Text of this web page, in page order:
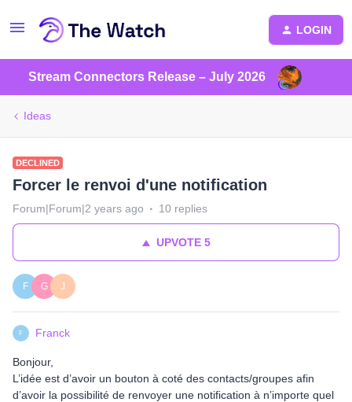
LOGIN
Stream Connectors Release – July 2026
Ideas
DECLINED
Forcer le renvoi d'une notification
Forum|Forum|2 years ago 10 replies
UPVOTE5
F G J
F Franck
Bonjour,
L’idée est d’avoir un bouton à coté des contacts/groupes afin
d’avoir la possibilité de renvoyer une notification à n’importe quel